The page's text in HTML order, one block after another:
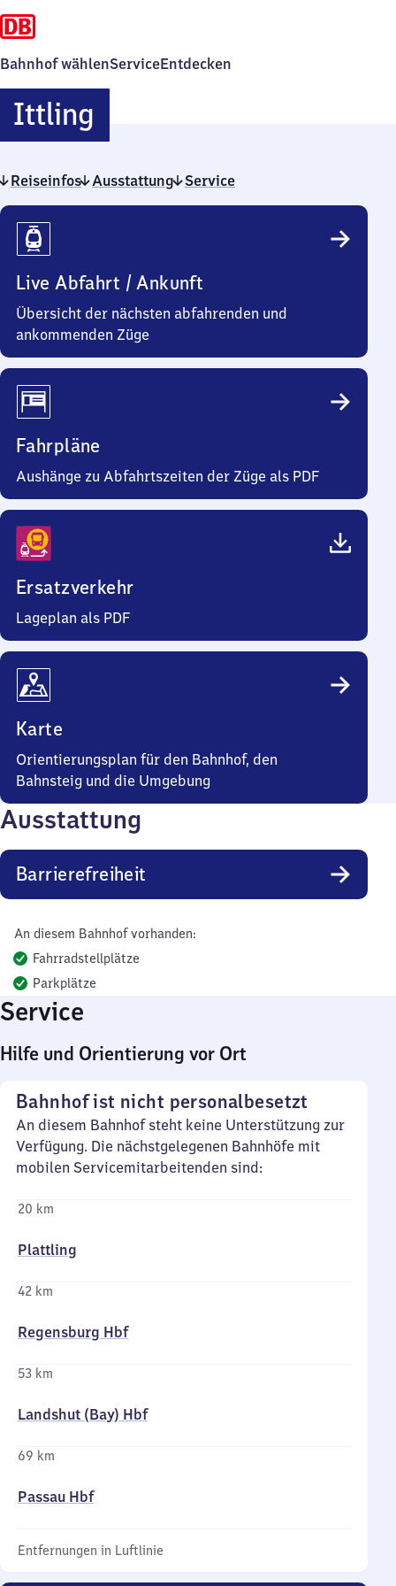
Bahnhof wählenServiceEntdecken
Ittling
Reiseinfos Ausstattung Service
Reiseinfos
Live Abfahrt / Ankunft
Übersicht der nächsten abfahrenden und
ankommenden Züge
Fahrpläne
Aushänge zu Abfahrtszeiten der Züge als PDF
Ersatzverkehr
Lageplan als PDF
Karte
Orientierungsplan für den Bahnhof, den
Bahnsteig und die Umgebung
Ausstattung
Barrierefreiheit
An diesem Bahnhof vorhanden:
Fahrradstellplätze
Parkplätze
Service
Hilfe und Orientierung vor Ort
Bahnhof ist nicht personalbesetzt
An diesem Bahnhof steht keine Unterstützung zur
Verfügung. Die nächstgelegenen Bahnhöfe mit
mobilen Servicemitarbeitenden sind:
20 km
Plattling
42 km
Regensburg Hbf
53 km
Landshut (Bay) Hbf
69 km
Passau Hbf
Entfernungen in Luftlinie